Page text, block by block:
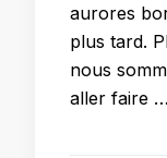
aurores
plus tard.
nous
aller faire …